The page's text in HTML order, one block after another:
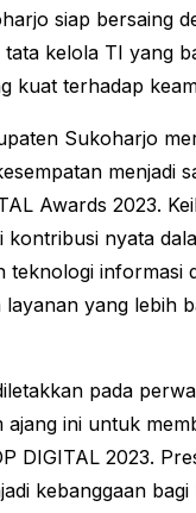
siap bersaing
tata kelola TI yang
kuat terhadap
Sukoharjo
menjadi
Awards 2023.
kontribusi nyata
teknologi informasi
yang lebih
pada
ajang ini untuk
DIGITAL 2023.
kebanggaan